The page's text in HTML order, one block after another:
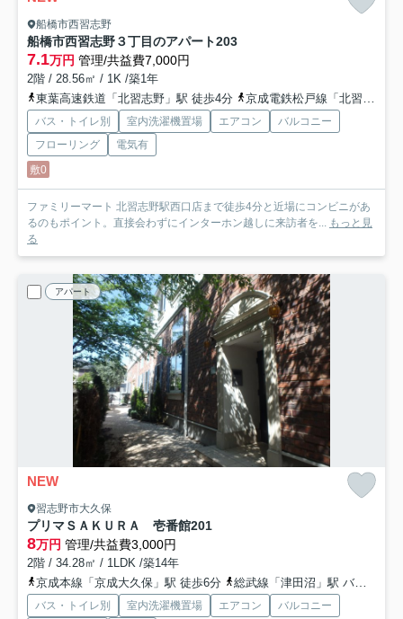
船橋市西習志野
船橋市西習志野３丁目のアパート203
7.1万円 管理/共益費7,000円
2階 / 28.56㎡ / 1K /築1年
東葉高速鉄道「北習志野」駅 徒歩4分
京成電鉄松戸線「北習志野」駅 徒歩4分
バス・トイレ別 室内洗濯機置場 エアコン
バルコニー
フローリング
電気有
敷0
ファミリーマート 北習志野駅西口店まで徒歩4分と近場にコンビニがあ
るのもポイント。直接会わずにインターホン越しに来訪者を... もっと見
る
アパート
NEW
習志野市大久保
プリマＳＡＫＵＲＡ 壱番館201
8万円 管理/共益費3,000円
2階 / 34.28㎡ / 1LDK /築14年
京成本線「京成大久保」駅 徒歩6分
総武線「津田沼」駅 バス15分 「東邦大学前」 停歩3分
バス・トイレ別 室内洗濯機置場 エアコン バルコニー